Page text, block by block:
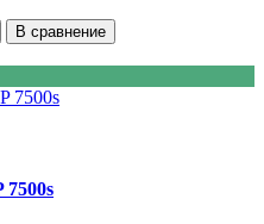
В сравнение
7500s